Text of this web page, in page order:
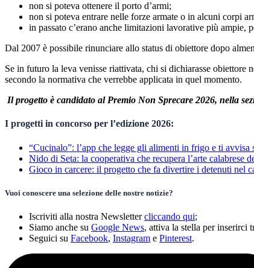
non si poteva ottenere il porto d’armi;
non si poteva entrare nelle forze armate o in alcuni corpi
in passato c’erano anche limitazioni lavorative più ampie,
Dal 2007 è possibile rinunciare allo status di obiettore dopo
Se in futuro la leva venisse riattivata, chi si dichiarasse obiettore
secondo la normativa che verrebbe applicata in quel momento.
Il progetto è candidato al Premio Non Sprecare 2026, nella
I progetti in concorso per l’edizione 2026:
“Cucinalo”: l’app che legge gli alimenti in frigo e ti avvisa
Nido di Seta: la cooperativa che recupera l’arte calabrese
Gioco in carcere: il progetto che fa divertire i detenuti nel
Vuoi conoscere una selezione delle nostre notizie?
Iscriviti alla nostra Newslettercliccando qui;
Siamo anche su Google News, attiva la stella per inserirci
Seguici su Facebook, Instagram e Pinterest.